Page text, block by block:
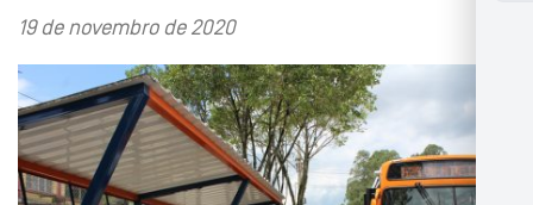
19 de novembro de 2020